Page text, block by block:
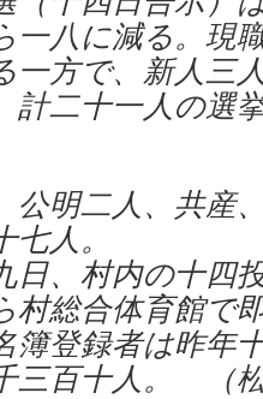
一八に減る。現
一方で、新人三
計二十一人の選
公明二人、共産
人。
、村内の十四
村総合体育館で
簿登録者は昨年
三百十人。 （